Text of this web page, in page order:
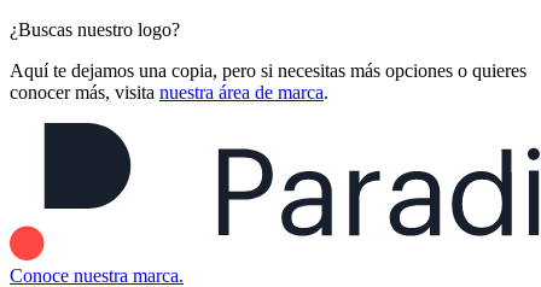
¿Buscas nuestro logo?
Aquí te dejamos una copia, pero si necesitas más opciones o quieres
conocer más, visita nuestra área de marca.
Conoce nuestra marca.